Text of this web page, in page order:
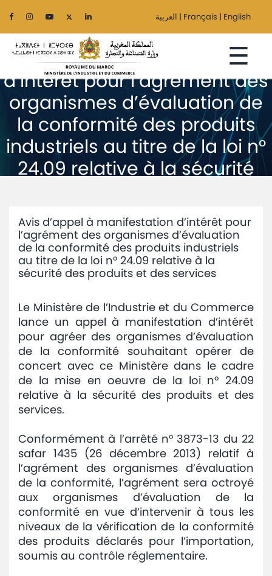
العربية | Français | English
☰
Accueil
Le
Ministère
Régionalisation
Services
et
annonces
Médiaroom
Contact
Avis d’appel à manifestation
d’intérêt pour l’agrément des
organismes d’évaluation de
la conformité des produits
industriels au titre de la loi n°
24.09 relative à la sécurité
Avis d’appel à manifestation d’intérêt pour
l’agrément des organismes d’évaluation
de la conformité des produits industriels
au titre de la loi n° 24.09 relative à la
sécurité des produits et des services
Le Ministère de l’Industrie et du Commerce
lance un appel à manifestation d’intérêt
pour agréer des organismes d’évaluation
de la conformité souhaitant opérer de
concert avec ce Ministère dans le cadre
de la mise en oeuvre de la loi n° 24.09
relative à la sécurité des produits et des
services.
Conformément à l’arrêté n° 3873-13 du 22
safar 1435 (26 décembre 2013) relatif à
l’agrément des organismes d’évaluation
de la conformité, l’agrément sera octroyé
aux organismes d’évaluation de la
conformité en vue d’intervenir à tous les
niveaux de la vérification de la conformité
des produits déclarés pour l’importation,
soumis au contrôle réglementaire.